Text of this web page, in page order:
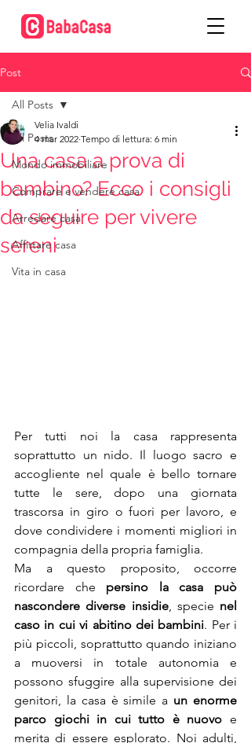
Post
All Posts
Mondo immobiliare
Comprare e vendere casa
Arredare casa
Affittare casa
Vita in casa
All Posts
Una casa a prova di
bambino? Ecco i consigli
da seguire per vivere
sereni
Velia Ivaldi
4 mar 2022 Tempo di lettura: 6 min
Per tutti noi la casa rappresenta
soprattutto un nido. Il luogo sacro e
accogliente nel quale è bello tornare
tutte le sere, dopo una giornata
trascorsa in giro o fuori per lavoro, e
dove condividere i momenti migliori in
compagnia della propria famiglia.
Ma a questo proposito, occorre
ricordare che persino la casa può
nascondere diverse insidie, specie nel
caso in cui vi abitino dei bambini. Per i
più piccoli, soprattutto quando iniziano
a muoversi in totale autonomia e
possono sfuggire alla supervisione dei
genitori, la casa è simile a un enorme
parco giochi in cui tutto è nuovo e
merita di essere esplorato. Noi adulti,